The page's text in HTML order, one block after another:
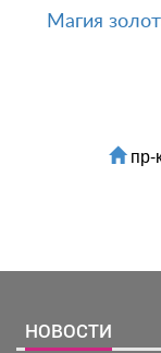
Магия
пр-
НОВОСТИ